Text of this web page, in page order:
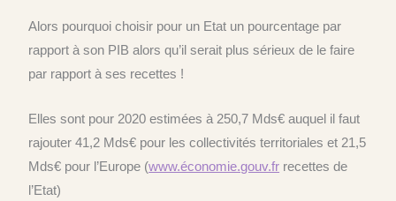
Alors pourquoi choisir pour un Etat un pourcentage par
rapport à son PIB alors qu’il serait plus sérieux de le faire
par rapport à ses recettes !
Elles sont pour 2020 estimées à 250,7 Mds€ auquel il faut
rajouter 41,2 Mds€ pour les collectivités territoriales et 21,5
Mds€ pour l’Europe (www.économie.gouv.fr recettes de
l’Etat)